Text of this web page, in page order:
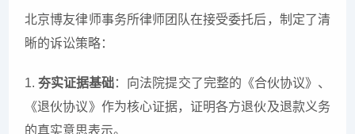
北京博友律师事务所律师团队在接受委托后，制定了清
晰的诉讼策略：
1.夯实证据基础：向法院提交了完整的《合伙协议》、
《退伙协议》作为核心证据，证明各方退伙及退款义务
的真实意思表示。